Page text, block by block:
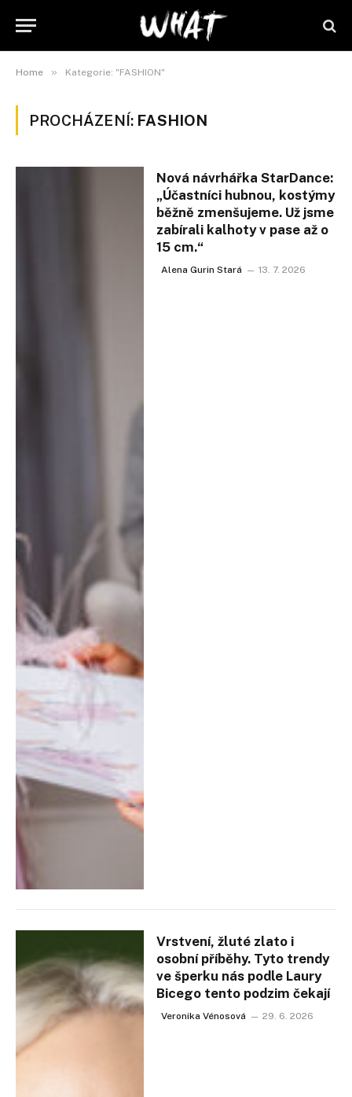
Home » Kategorie: "FASHION"
PROCHÁZENÍ: FASHION
Nová návrhářka StarDance:
„Účastníci hubnou, kostýmy
běžně zmenšujeme. Už jsme
zabírali kalhoty v pase až o
15 cm.“
Alena Gurin Stará 13. 7. 2026
Vrstvení, žluté zlato i
osobní příběhy. Tyto trendy
ve šperku nás podle Laury
Bicego tento podzim čekají
Veronika Vénosová 29. 6. 2026